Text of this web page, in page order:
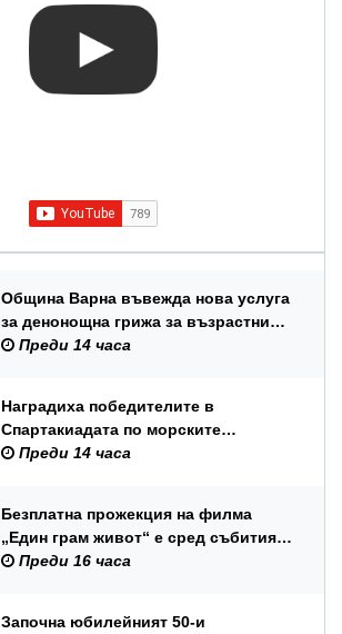
Община Варна въвежда нова услуга
за денонощна грижа за възрастни
хора и лица с трайни увреждания
Преди 14 часа
Наградиха победителите в
Спартакиадата по морските
спортове на Военноморските сили
Преди 14 часа
Безплатна прожекция на филма
„Един грам живот“ е сред събитията
за Международния ден на младежта
Преди 16 часа
Започна юбилейният 50-и